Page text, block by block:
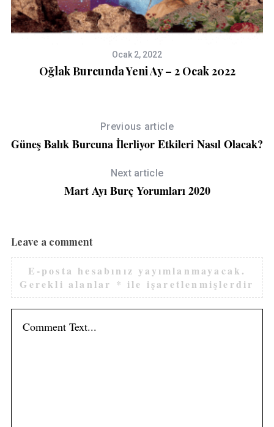
Ocak 2, 2022
Oğlak Burcunda Yeni Ay – 2 Ocak 2022
Previous article
Güneş Balık Burcuna İlerliyor Etkileri Nasıl Olacak?
Next article
Mart Ayı Burç Yorumları 2020
Leave a comment
E-posta hesabınız yayımlanmayacak.
Gerekli alanlar * ile işaretlenmişlerdir